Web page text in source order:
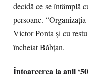
decidă ce se întâmplă
persoane.
Victor Ponta şi cu
încheiat Băbţan.
Întoarcerea la anii ‘50